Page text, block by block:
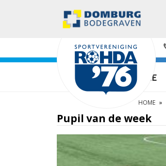
HOME
HOME »
Pupil van de week